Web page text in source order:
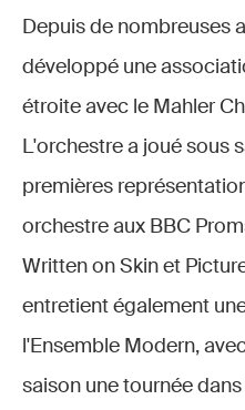
Depuis de nombreuses
développé une
étroite avec le Mahler
L'orchestre a joué sous
premières
orchestre aux BBC
Written on Skin et
entretient également
l'Ensemble Modern,
saison une tournée